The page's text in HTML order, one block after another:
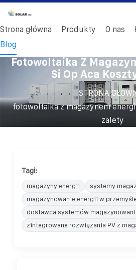
Strona główna Produkty O nas
Blog
Fotowoltaika Z
Si Op Aca
STRONA
fotowoltaika z magazynem
zalety
Tagi:
magazyny energii
systemy
magazynowanie energii w przemyśle
dostawca systemów
zintegrowane rozwiązania PV z